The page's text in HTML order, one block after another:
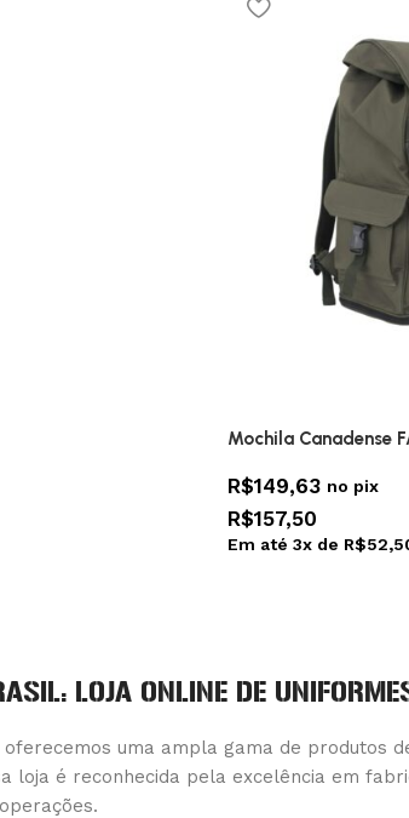
Mochila Canadense
R$149,63 no pix
R$157,50
Em até 3x de R$
LOJA ONLINE DE
uma ampla gama de produtos
loja é reconhecida pela excelência em